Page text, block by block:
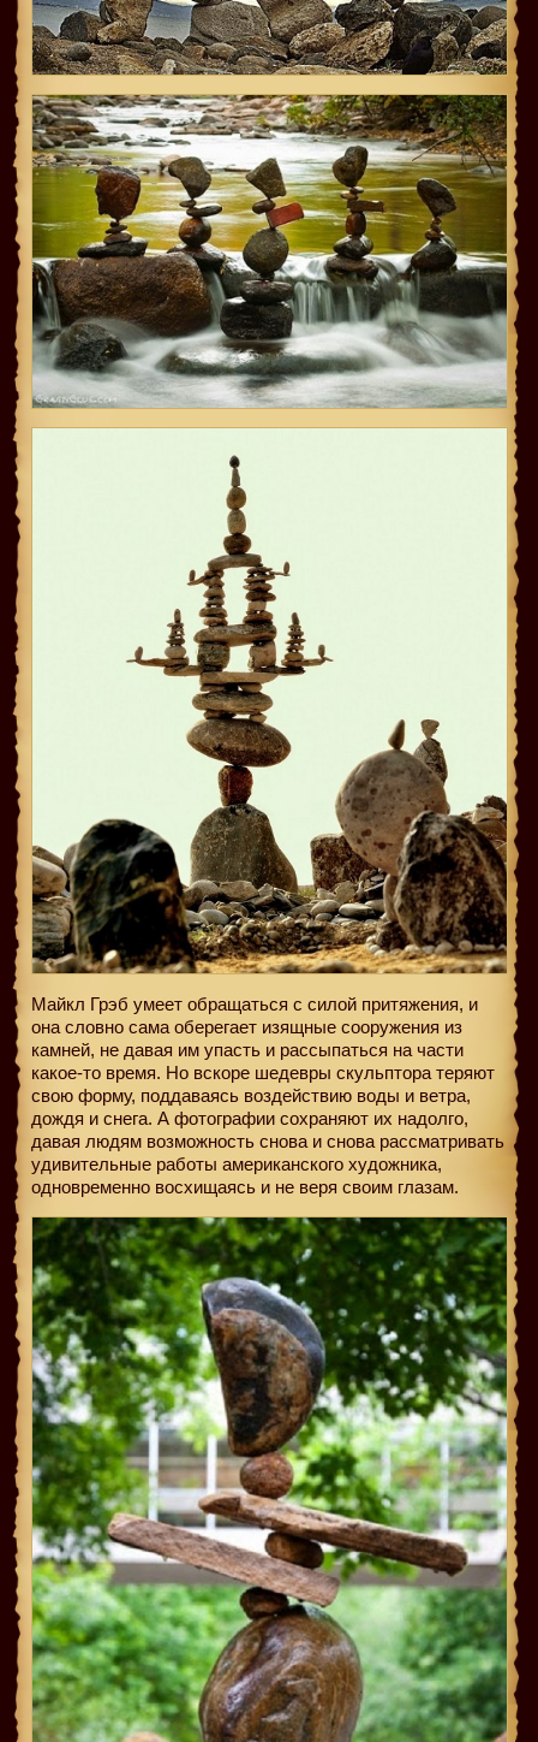
Майкл Грэб умеет обращаться с силой притяжения, и
она словно сама оберегает изящные сооружения из
камней, не давая им упасть и рассыпаться на части
какое-то время. Но вскоре шедевры скульптора теряют
свою форму, поддаваясь воздействию воды и ветра,
дождя и снега. А фотографии сохраняют их надолго,
давая людям возможность снова и снова рассматривать
удивительные работы американского художника,
одновременно восхищаясь и не веря своим глазам.